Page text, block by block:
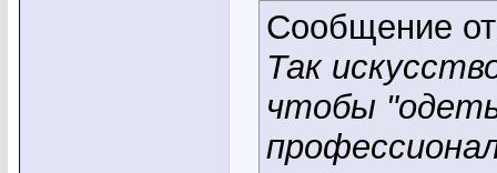
Сообщение
Так
чтобы